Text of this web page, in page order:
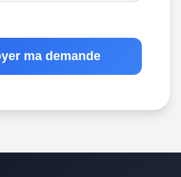
ma demande